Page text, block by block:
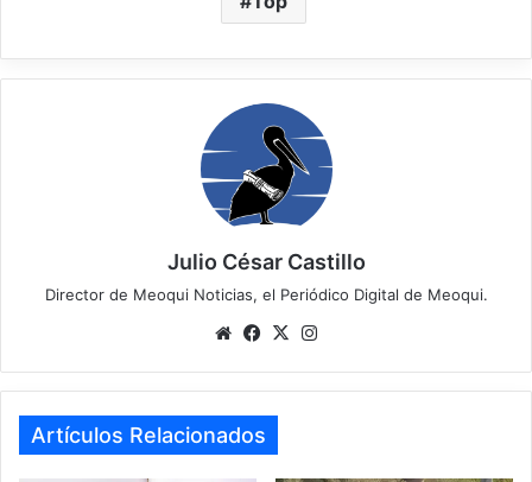
Julio César Castillo
Director de Meoqui Noticias, el Periódico Digital de Meoqui.
WebsiteFacebook
X
Artículos Relacionados